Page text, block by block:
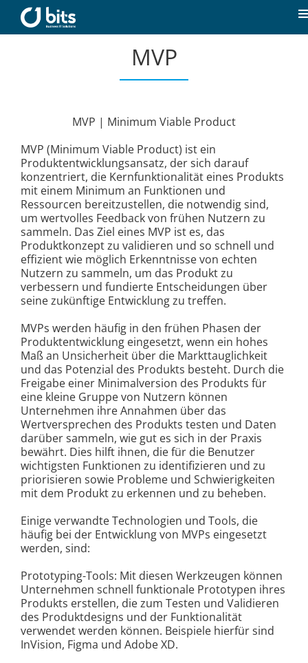
Inhalt
springen
Unsere Kompetenzen
Karriere
Über uns
Kontakt
MVP
MVP | Minimum Viable Product
MVP (Minimum Viable Product) ist ein
Produktentwicklungsansatz, der sich darauf
konzentriert, die Kernfunktionalität eines Produkts
mit einem Minimum an Funktionen und
Ressourcen bereitzustellen, die notwendig sind,
um wertvolles Feedback von frühen Nutzern zu
sammeln. Das Ziel eines MVP ist es, das
Produktkonzept zu validieren und so schnell und
effizient wie möglich Erkenntnisse von echten
Nutzern zu sammeln, um das Produkt zu
verbessern und fundierte Entscheidungen über
seine zukünftige Entwicklung zu treffen.
MVPs werden häufig in den frühen Phasen der
Produktentwicklung eingesetzt, wenn ein hohes
Maß an Unsicherheit über die Markttauglichkeit
und das Potenzial des Produkts besteht. Durch die
Freigabe einer Minimalversion des Produkts für
eine kleine Gruppe von Nutzern können
Unternehmen ihre Annahmen über das
Wertversprechen des Produkts testen und Daten
darüber sammeln, wie gut es sich in der Praxis
bewährt. Dies hilft ihnen, die für die Benutzer
wichtigsten Funktionen zu identifizieren und zu
priorisieren sowie Probleme und Schwierigkeiten
mit dem Produkt zu erkennen und zu beheben.
Einige verwandte Technologien und Tools, die
häufig bei der Entwicklung von MVPs eingesetzt
werden, sind:
Prototyping-Tools: Mit diesen Werkzeugen können
Unternehmen schnell funktionale Prototypen ihres
Produkts erstellen, die zum Testen und Validieren
des Produktdesigns und der Funktionalität
verwendet werden können. Beispiele hierfür sind
InVision, Figma und Adobe XD.